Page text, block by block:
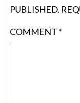
PUBLISHED.
COMMENT *